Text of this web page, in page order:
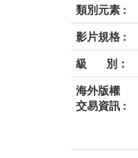
類別元素 :
影片規格 :
級 別：
海外版權
交易資訊 :